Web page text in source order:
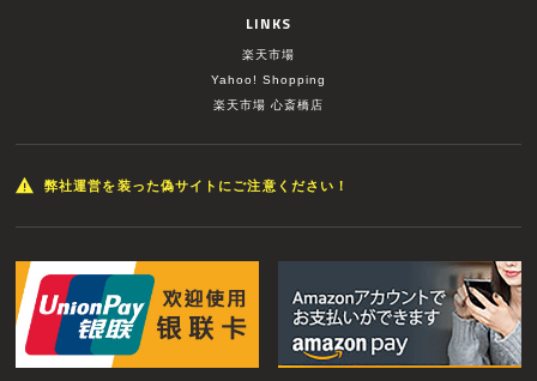
LINKS
楽天市場
Yahoo! Shopping
楽天市場 心斎橋店
弊社運営を装った偽サイトにご注意ください！